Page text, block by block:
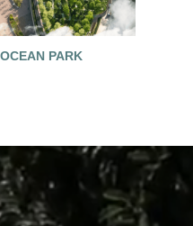
PARK